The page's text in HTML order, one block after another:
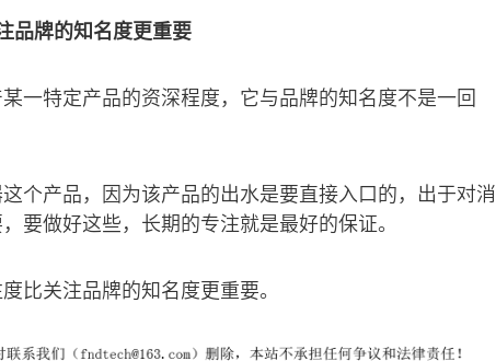
品牌的知名度更重要
一特定产品的资深程度，它与品牌的知名度不是一回
个产品，因为该产品的出水是要直接入口的，出于对消
要做好这些，长期的专注就是最好的保证。
比关注品牌的知名度更重要。